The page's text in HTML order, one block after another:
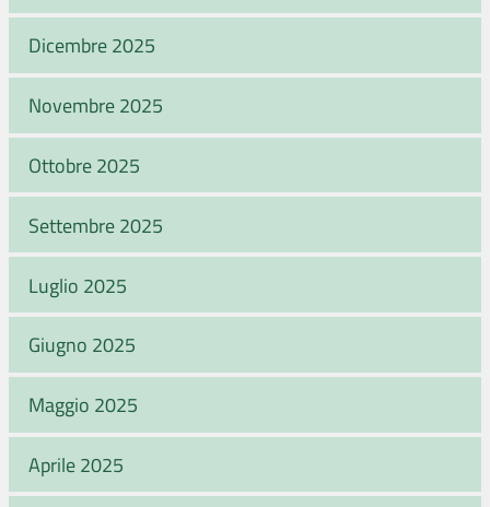
Dicembre 2025
Novembre 2025
Ottobre 2025
Settembre 2025
Luglio 2025
Giugno 2025
Maggio 2025
Aprile 2025